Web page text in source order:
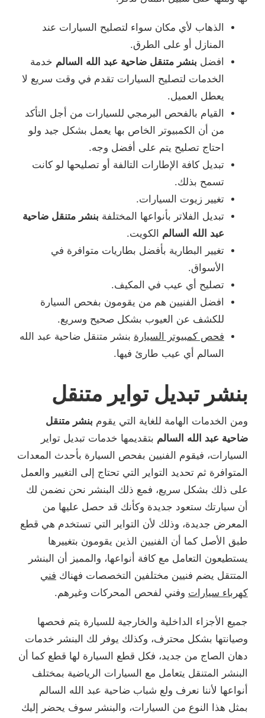
الذهاب لأي مكان سواء لتصليح السيارات عند
المنازل أو على الطرق.
افضل بنشر متنقل ضاحية عبد الله السالم خدمة
الخدمات لتصليح السيارات تقدم في وقت سريع لا
يعطل العميل.
القيام بالفحص البرمجي للسيارات من أجل التأكد
من أن الكمبيوتر الخاص بها يعمل بشكل جيد ولو
احتاج تصليح يتم على أفضل وجه.
تبديل كافة الإطارات التالفة أو تصليحها لو كانت
تسمح بذلك.
تغيير زيوت السيارات.
تبديل الفلاتر بأنواعها المختلفة بنشر متنقل ضاحية
عبد الله السالم الكويت.
تغيير البطارية بأفضل بطاريات متوافرة في
الأسواق.
تصليح أي عيب في المكيف.
افضل الفنيين هم من يقومون بفحص السيارة
للكشف عن العيوب بشكل صحيح وسريع.
فحص كمبيوتر السيارة بنشر متنقل ضاحية عبد الله
السالم أي عيب طارئ فيها.
بنشر تبديل تواير متنقل
ومن الخدمات الهامة للغاية التي يقوم بنشر متنقل
ضاحية عبد الله السالم بتقديمها خدمات تبديل تواير
السيارات، فيقوم الفنيين بفحص السيارة بأحدث المعدات
المتوافرة ثم تحديد التواير التي تحتاج إلى التغيير والعمل
على ذلك بشكل سريع، فمع ذلك البنشر نحن نضمن لك
أن سيارتك ستعود جديدة وكأنك قد حصل عليها من
المعرض جديدة، وذلك لأن التواير التي تستخدم هي قطع
طبق الأصل كما أن الفنيين الذين يقومون بتغييرها
يستطيعون التعامل مع كافة أنواعها، والمميز أن البنشر
المتتقل يضم فنيين مختلفين التخصصات فهناك فني
كهرباء سيارات وفني لفحص المحركات وغيرهم.
جميع الأجزاء الداخلية والخارجية للسيارة يتم فحصها
وصيانتها بشكل محترف، وكذلك يوفر لك البنشر خدمات
دهان الصاج من جديد، فكل قطع السيارة لها قطع كما أن
البنشر المتنقل يتعامل مع السيارات الرياضية بمختلف
أنواعها لأننا نعرف ولع شباب ضاحية عبد الله السالم
بمثل هذا النوع من السيارات، والبنشر سوف يحضر إليك